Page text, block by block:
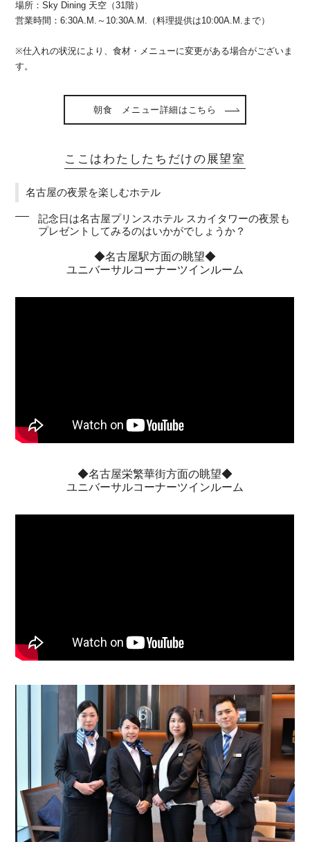
場所：Sky Dining 天空（31階）
営業時間：6:30A.M.～10:30A.M.（料理提供は10:00A.M.まで）
※仕入れの状況により、食材・メニューに変更がある場合がございま
す。
朝食 メニュー詳細はこちら
ここはわたしたちだけの展望室
名古屋の夜景を楽しむホテル
記念日は名古屋プリンスホテル スカイタワーの夜景も
プレゼントしてみるのはいかがでしょうか？
◆名古屋駅方面の眺望◆
ユニバーサルコーナーツインルーム
◆名古屋栄繁華街方面の眺望◆
ユニバーサルコーナーツインルーム